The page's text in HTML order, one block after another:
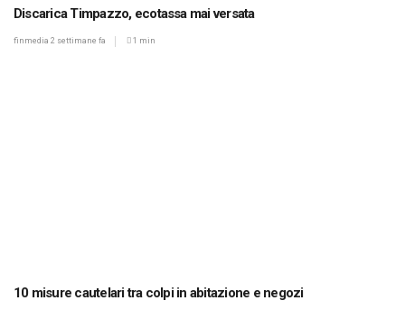
Discarica Timpazzo, ecotassa mai versata
finmedia 2 settimane fa 1 min
10 misure cautelari tra colpi in abitazione e negozi